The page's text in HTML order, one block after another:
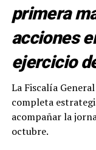
primera
acciones
ejercicio
La Fiscalía
completa
acompañar la
octubre.